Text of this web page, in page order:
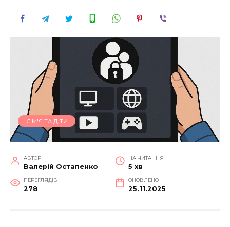
СІМ'Я ТА ДІТИ
АВТОР
Валерій Остапенко
НА ЧИТАННЯ
5 хв
ПЕРЕГЛЯДІВ
278
ОНОВЛЕНО
25.11.2025